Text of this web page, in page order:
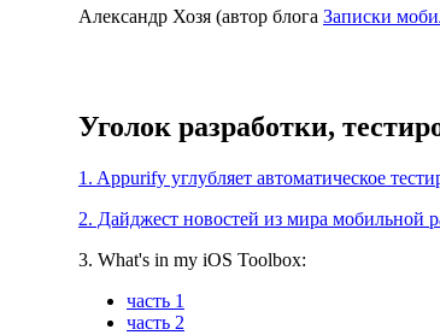
Александр Хозя (автор блога Записки
Уголок разработки,
1. Appurify углубляет автоматическое
2. Дайджест новостей из мира мобильной
3. What's in my iOS Toolbox:
часть 1
часть 2